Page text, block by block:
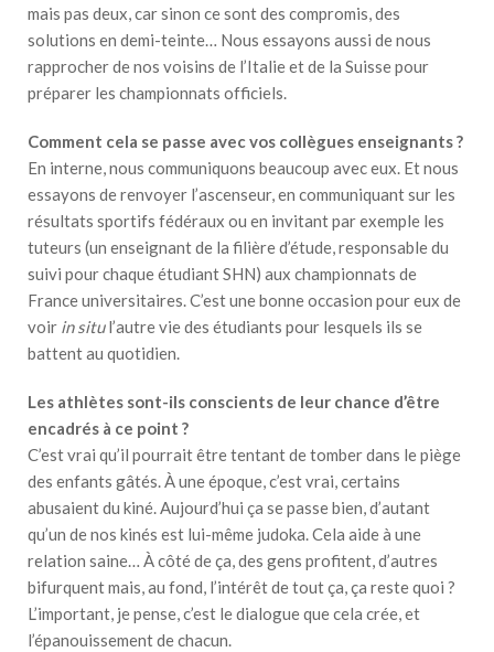
mais pas deux, car sinon ce sont des compromis, des
solutions en demi-teinte… Nous essayons aussi de nous
rapprocher de nos voisins de l’Italie et de la Suisse pour
préparer les championnats officiels.
Comment cela se passe avec vos collègues enseignants ?
En interne, nous communiquons beaucoup avec eux. Et nous
essayons de renvoyer l’ascenseur, en communiquant sur les
résultats sportifs fédéraux ou en invitant par exemple les
tuteurs (un enseignant de la filière d’étude, responsable du
suivi pour chaque étudiant SHN) aux championnats de
France universitaires. C’est une bonne occasion pour eux de
voir in situl’autre vie des étudiants pour lesquels ils se
battent au quotidien.
Les athlètes sont-ils conscients de leur chance d’être
encadrés à ce point ?
C’est vrai qu’il pourrait être tentant de tomber dans le piège
des enfants gâtés. À une époque, c’est vrai, certains
abusaient du kiné. Aujourd’hui ça se passe bien, d’autant
qu’un de nos kinés est lui-même judoka. Cela aide à une
relation saine… À côté de ça, des gens profitent, d’autres
bifurquent mais, au fond, l’intérêt de tout ça, ça reste quoi ?
L’important, je pense, c’est le dialogue que cela crée, et
l’épanouissement de chacun.